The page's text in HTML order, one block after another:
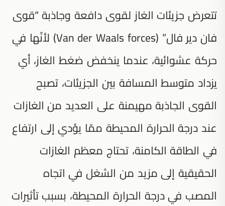
تتعرض جزيئات الغاز لقوى دافعة وجاذبة “قوى
فان دير فال” (Van der Waals forces) لأنّها في
حركة عشوائية، عندما ينخفض ضغط الغاز، أي
يزداد متوسط المسافة بين الجزيئات، تصبح
القوى الجاذبة مهيمنة على العديد من الغازات
عند درجة الحرارة المحيطة ممّا يؤدي إلى ارتفاع
في الطاقة الكامنة، تحتاج معظم الغازات
الحقيقية إلى مزيد من الشغل في اتجاه
المصب في درجة الحرارة المحيطة، بسبب تأثيرات